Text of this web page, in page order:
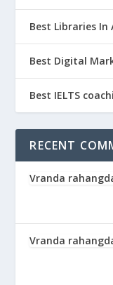
Best Libraries In
Best Digital
Best IELTS
RECENT
Vranda
Vranda